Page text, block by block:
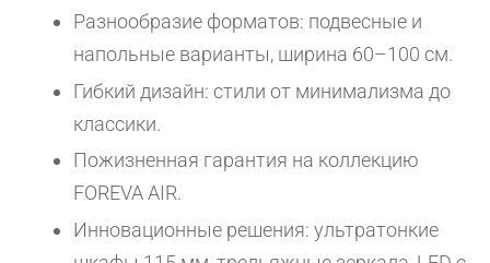
Разнообразие форматов: подвесные и
напольные варианты, ширина 60–100 см.
Гибкий дизайн: стили от минимализма до
классики.
Пожизненная гарантия на коллекцию
FOREVA AIR.
Инновационные решения: ультратонкие